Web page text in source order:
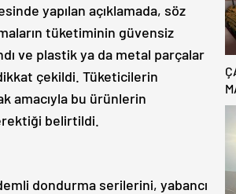
yapılan açıklamada, söz
tüketiminin güvensiz
ve plastik ya da metal parçalar
çekildi. Tüketicilerin
amacıyla bu ürünlerin
belirtildi.
dondurma serilerini, yabancı